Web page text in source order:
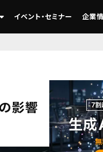
イベント・セミナー 企業
影響